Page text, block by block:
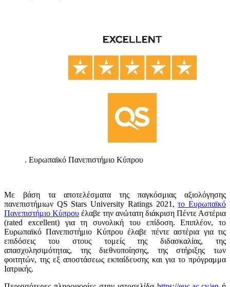
. Ευρωπαϊκό Πανεπιστήμιο Κύπρου
Με βάση τα αποτελέσματα της παγκόσμιας αξιολόγησης
πανεπιστήμιων QS Stars University Ratings 2021,το Ευρωπαϊκό
Πανεπιστήμιο Κύπρου έλαβε την ανώτατη διάκριση Πέντε Αστέρια
(rated excellent) για τη συνολική του επίδοση. Επιπλέον, το
Ευρωπαϊκό Πανεπιστήμιο Κύπρου έλαβε πέντε αστέρια για τις
επιδόσεις του στους τομείς της διδασκαλίας, της
απασχολησιμότητας, της διεθνοποίησης, της στήριξης των
φοιτητών, της εξ αποστάσεως εκπαίδευσης και για το πρόγραμμα
Ιατρικής.